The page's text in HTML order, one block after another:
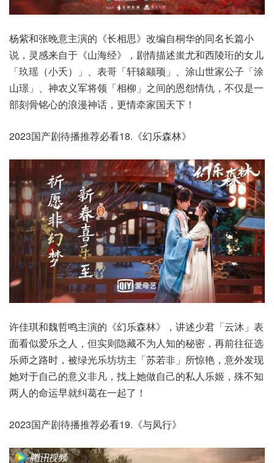
杨紫和张晚意主演的《长相思》改编自桐华的同名长篇小
说，灵感来自于《山海经》，剧情描述蚩尤和西陵珩的女儿
「玖瑶（小夭）」、表哥「轩辕颛顼」、涂山世家公子「涂
山璟」、神农义军将领「相柳」之间的恩怨情仇，不仅是一
部刻骨铭心的浪漫神话，更情牵家国天下！
2023国产剧待播推荐必看18.《幻乐森林》
许佳琪和魏哲鸣主演的《幻乐森林》，讲述少君「云沐」表
面看似爱乐之人，但实则隐藏不为人知的秘密，再前往征选
乐师之路时，被绿光乐坊坊主「苏若非」所惊艳，意外发现
她对于自己的意义非凡，找上她做自己的私人乐姬，殊不知
两人的命运早就纠葛在一起了！
2023国产剧待播推荐必看19.《与凤行》